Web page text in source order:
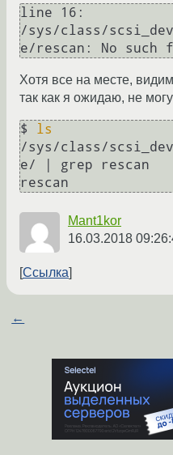
line 16:
/sys/class/
e/rescan: No
Хотя все на месте,
так как я ожидаю, не
$ ls
/sys/class/
e/ | grep rescan
rescan
Mant1kor
16.03.2018
Ссылка
←